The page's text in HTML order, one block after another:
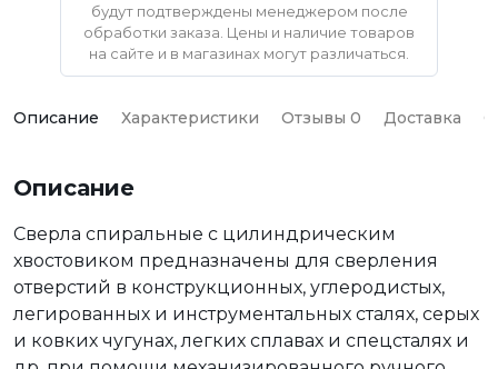
будут подтверждены менеджером после
обработки заказа. Цены и наличие товаров
на сайте и в магазинах могут различаться.
Описание Характеристики Отзывы 0 Доставка
Описание
Сверла спиральные с цилиндрическим
хвостовиком предназначены для сверления
отверстий в конструкционных, углеродистых,
легированных и инструментальных сталях, серых
и ковких чугунах, легких сплавах и спецсталях и